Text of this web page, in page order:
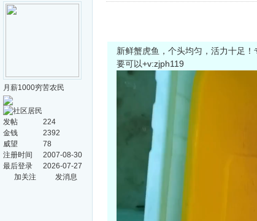
月薪1000穷苦农民
发帖
224
金钱
2392
威望
78
注册时间
2007-08-30
最后登录
2026-07-27
加关注
发消息
新鲜蟹虎鱼，个头均匀，活力十足
要可以+v:zjph119